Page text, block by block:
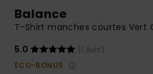
à votre
Démarrer
Balance
T-Shirt manches courtes Vert
5.0
(1 Avis)
ECO-BONUS